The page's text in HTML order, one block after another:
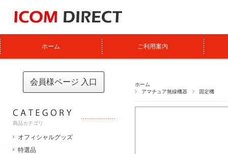
ホーム ご利用案内
ホーム
アマチュア無線機器
固定機
会員様ページ 入口
商品カテゴリ
オフィシャルグッズ
特選品